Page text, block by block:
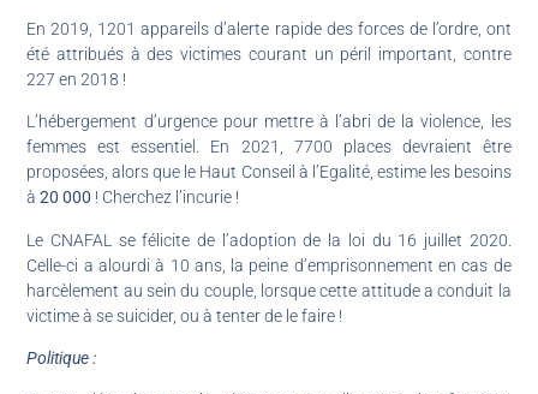
En 2019, 1201 appareils d’alerte rapide des forces de l’ordre, ont
été attribués à des victimes courant un péril important, contre
227 en 2018 !
L’hébergement d’urgence pour mettre à l’abri de la violence, les
femmes est essentiel. En 2021, 7700 places devraient être
proposées, alors que le Haut Conseil à l’Egalité, estime les besoins
à20 000 ! Cherchez l’incurie !
Le CNAFAL se félicite de l’adoption de la loi du 16 juillet 2020.
Celle-ci a alourdi à 10 ans, la peine d’emprisonnement en cas de
harcèlement au sein du couple, lorsque cette attitude a conduit la
victime à se suicider, ou à tenter de le faire !
Politique :